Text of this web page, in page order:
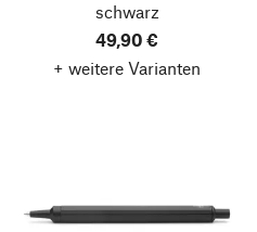
schwarz
49,90 €
+ weitere Varianten